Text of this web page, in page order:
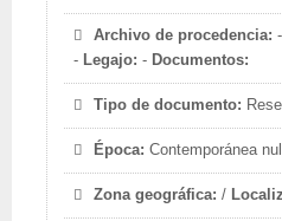
Archivo de procedencia:
- Legajo: - Documentos:
Tipo de documento:
Época: Contemporánea
Zona geográfica: /